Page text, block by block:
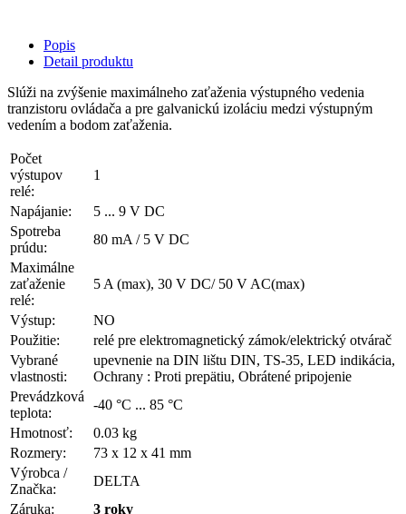
Popis
Detail produktu
Slúži na zvýšenie maximálneho zaťaženia výstupného vedenia
tranzistoru ovládača a pre galvanickú izoláciu medzi výstupným
vedením a bodom zaťaženia.
Počet
výstupov
relé:
1
Napájanie:
5 ... 9 V DC
Spotreba
prúdu:
80 mA / 5 V DC
Maximálne
zaťaženie
relé:
5 A (max), 30 V DC/ 50 V AC(max)
Výstup:
NO
Použitie:
relé pre elektromagnetický zámok/elektrický otvárač
Vybrané
vlastnosti:
upevnenie na DIN lištu DIN, TS-35, LED indikácia,
Ochrany : Proti prepätiu, Obrátené pripojenie
Prevádzková
teplota:
-40 °C ... 85 °C
Hmotnosť:
0.03 kg
Rozmery:
73 x 12 x 41 mm
Výrobca /
Značka:
DELTA
Záruka:
3 roky